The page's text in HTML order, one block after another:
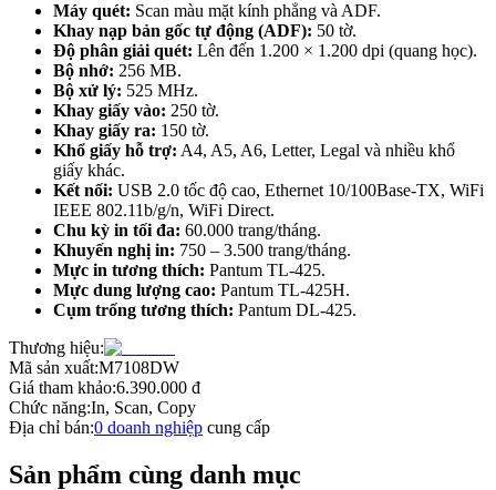
Máy quét: Scan màu mặt kính phẳng và ADF.
Khay nạp bản gốc tự động (ADF): 50 tờ.
Độ phân giải quét: Lên đến 1.200 × 1.200 dpi (quang học).
Bộ nhớ: 256 MB.
Bộ xử lý: 525 MHz.
Khay giấy vào: 250 tờ.
Khay giấy ra: 150 tờ.
Khổ giấy hỗ trợ: A4, A5, A6, Letter, Legal và nhiều khổ
giấy khác.
Kết nối: USB 2.0 tốc độ cao, Ethernet 10/100Base-TX, WiFi
IEEE 802.11b/g/n, WiFi Direct.
Chu kỳ in tối đa: 60.000 trang/tháng.
Khuyến nghị in: 750 – 3.500 trang/tháng.
Mực in tương thích: Pantum TL-425.
Mực dung lượng cao: Pantum TL-425H.
Cụm trống tương thích: Pantum DL-425.
Thương hiệu:
Mã sản xuất:M7108DW
Giá tham khảo:6.390.000 đ
Chức năng:In, Scan, Copy
Địa chỉ bán:0 doanh nghiệp cung cấp
Sản phẩm cùng danh mục